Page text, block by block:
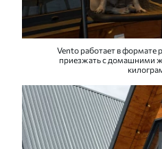
Vento работает в формате
приезжать с домашними